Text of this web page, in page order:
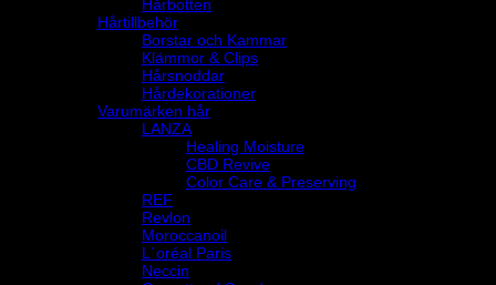
Hårbotten
Hårtillbehör
Borstar och Kammar
Klämmor & Clips
Hårsnoddar
Hårdekorationer
Varumärken hår
LANZA
Healing Moisture
CBD Revive
Color Care & Preserving
REF
Revlon
Moroccanoil
L´oréal Paris
Neccin